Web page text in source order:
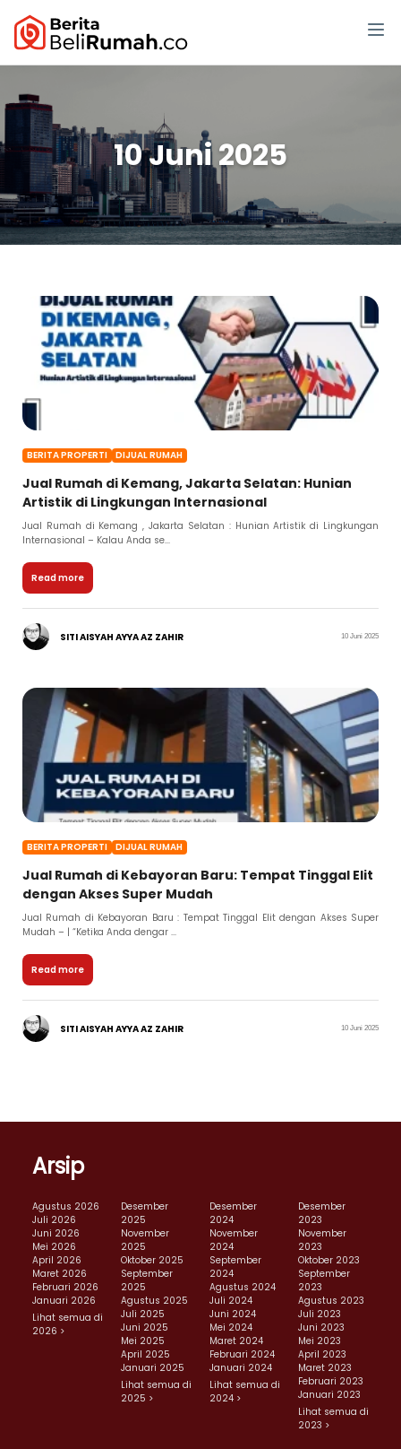
10 Juni 2025
BERITA PROPERTI DIJUAL RUMAH
Jual Rumah di Kemang, Jakarta Selatan: Hunian
Artistik di Lingkungan Internasional
Jual Rumah di Kemang , Jakarta Selatan : Hunian Artistik di Lingkungan
Internasional – Kalau Anda se...
Read more
SITI AISYAH AYYA AZ ZAHIR 10 Juni 2025
BERITA PROPERTI DIJUAL RUMAH
Jual Rumah di Kebayoran Baru: Tempat Tinggal Elit
dengan Akses Super Mudah
Jual Rumah di Kebayoran Baru : Tempat Tinggal Elit dengan Akses Super
Mudah – | “Ketika Anda dengar ...
Read more
SITI AISYAH AYYA AZ ZAHIR 10 Juni 2025
Arsip
Agustus 2026
Juli 2026
Juni 2026
Mei 2026
April 2026
Maret 2026
Februari 2026
Januari 2026
Lihat semua di
2026 >
Desember
2025
November
2025
Oktober 2025
September
2025
Agustus 2025
Juli 2025
Juni 2025
Mei 2025
April 2025
Januari 2025
Lihat semua di
2025 >
Desember
2024
November
2024
September
2024
Agustus 2024
Juli 2024
Juni 2024
Mei 2024
Maret 2024
Februari 2024
Januari 2024
Lihat semua di
2024 >
Desember
2023
November
2023
Oktober 2023
September
2023
Agustus 2023
Juli 2023
Juni 2023
Mei 2023
April 2023
Maret 2023
Februari 2023
Januari 2023
Lihat semua di
2023 >